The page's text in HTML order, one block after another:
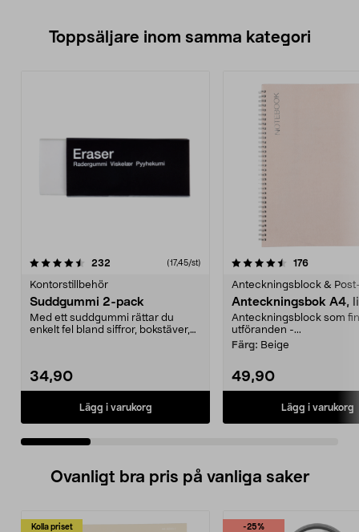
Toppsäljare inom samma kategori
232 (17,45/st)
Kontorstillbehör
Suddgummi 2-pack
Med ett suddgummi rättar du
enkelt fel bland siffror, bokstäver,
34,90
Lägg i varukorg
4.5 av 5 stjärnor 176
Anteckningsblock &
Anteckningsbok A4,
Anteckningsblock som
utföranden -...
Färg: Beige
49,90
Lägg i varukorg
4.0 av 5 stjärnor
Ovanligt bra pris på vanliga saker
Kolla priset -25%